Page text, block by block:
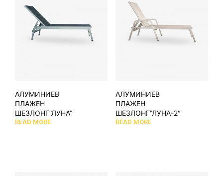
АЛУМИНИЕВ
ПЛАЖЕН
ШЕЗЛОНГ”ЛУНА”
READ MORE
АЛУМИНИЕВ
ПЛАЖЕН
ШЕЗЛОНГ”ЛУНА-2″
READ MORE